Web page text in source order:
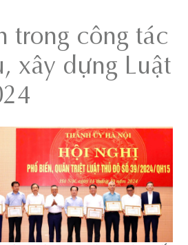
.
trong công tác
xây dựng Luật